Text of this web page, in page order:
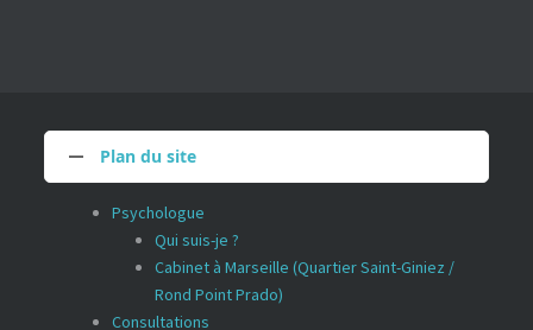
Plan du site
Psychologue
Qui suis-je ?
Cabinet à Marseille (Quartier Saint-Giniez /
Rond Point Prado)
Consultations